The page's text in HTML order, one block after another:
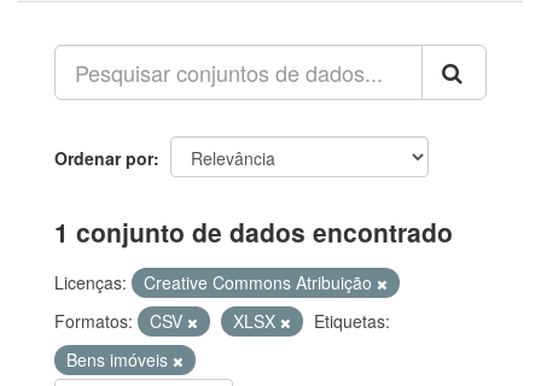
Ordenar por
1 conjunto de dados encontrado
Licenças:
Creative Commons Atribuição
Formatos:
CSV XLSX
Etiquetas:
Bens imóveis